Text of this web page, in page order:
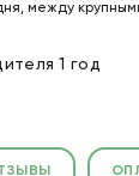
между
1 год